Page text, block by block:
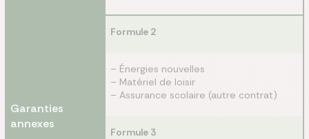
Garanties
annexes
Formule 2
– Énergies nouvelles
– Matériel de loisir
– Assurance scolaire (autre contrat)
Formule 3